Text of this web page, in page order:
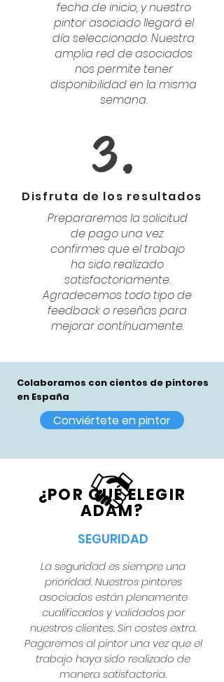
fecha de inicio, y nuestro
pintor asociado llegará el
día seleccionado. Nuestra
amplia red de asociados
nos permite tener
disponibilidad en la misma
semana.
3.
Disfruta de los resultados
Prepararemos la solicitud
de pago una vez
confirmes que el trabajo
ha sido realizado
satisfactoriamente.
Agradecemos todo tipo de
feedback o reseñas para
mejorar contínuamente.
Colaboramos con cientos de pintores
en España
Conviértete en pintor
SEGURIDAD
La seguridad es siempre una
prioridad. Nuestros pintores
asociados están plenamente
cualificados y validados por
nuestros clientes. Sin costes extra.
Pagaremos al pintor una vez que el
trabajo haya sido realizado de
manera satisfactoria.
¿POR QUÉ ELEGIR
ADAM?